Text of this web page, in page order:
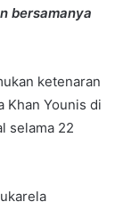
bersamanya
ketenaran
Khan Younis di
selama 22